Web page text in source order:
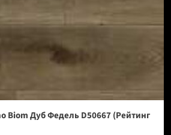
Biom Дуб Федель D50667 (Рейтинг